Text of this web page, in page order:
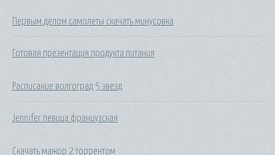
Первым делом самолеты скачать минусовка
Готовая презентация продукта питания
Расписание волгоград 5 звезд
Jennifer певица французская
Скачать мажор 2 торрентом